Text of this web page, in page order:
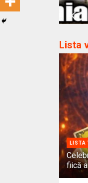
Lista
LISTA
fiică